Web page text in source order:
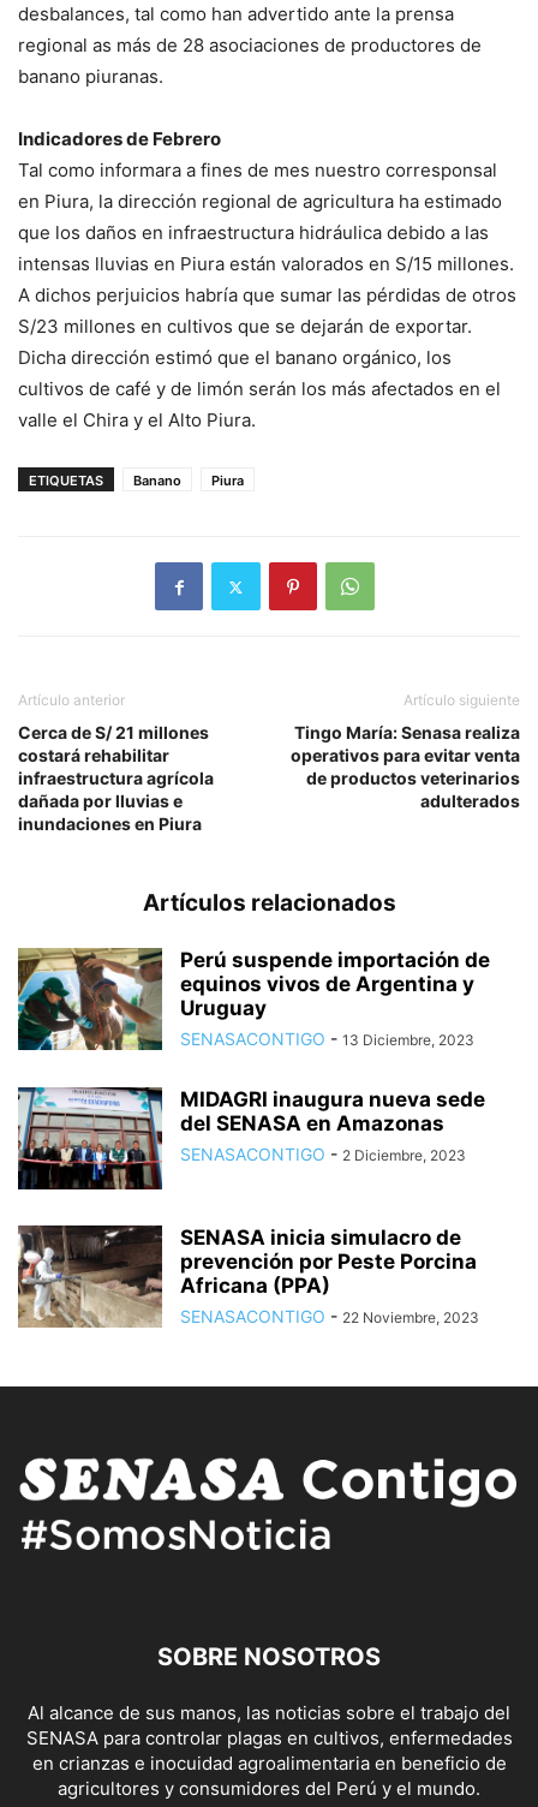
desbalances, tal como han advertido ante la prensa
regional as más de 28 asociaciones de productores de
banano piuranas.
Indicadores de Febrero
Tal como informara a fines de mes nuestro corresponsal
en Piura, la dirección regional de agricultura ha estimado
que los daños en infraestructura hidráulica debido a las
intensas lluvias en Piura están valorados en S/15 millones.
A dichos perjuicios habría que sumar las pérdidas de otros
S/23 millones en cultivos que se dejarán de exportar.
Dicha dirección estimó que el banano orgánico, los
cultivos de café y de limón serán los más afectados en el
valle el Chira y el Alto Piura.
ETIQUETAS Banano Piura
Artículo anterior
Cerca de S/ 21 millones
costará rehabilitar
infraestructura agrícola
dañada por lluvias e
inundaciones en Piura
Artículo siguiente
Tingo María: Senasa realiza
operativos para evitar venta
de productos veterinarios
adulterados
Artículos relacionados
Perú suspende importación de
equinos vivos de Argentina y
Uruguay
SENASACONTIGO - 13 Diciembre, 2023
MIDAGRI inaugura nueva sede
del SENASA en Amazonas
SENASACONTIGO - 2 Diciembre, 2023
SENASA inicia simulacro de
prevención por Peste Porcina
Africana (PPA)
SENASACONTIGO - 22 Noviembre, 2023
SOBRE NOSOTROS
Al alcance de sus manos, las noticias sobre el trabajo del
SENASA para controlar plagas en cultivos, enfermedades
en crianzas e inocuidad agroalimentaria en beneficio de
agricultores y consumidores del Perú y el mundo.